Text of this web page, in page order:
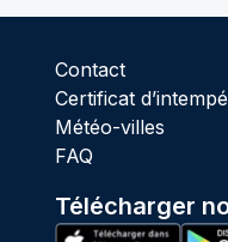
Contact
Certificat
Météo-villes
FAQ
Télécharger